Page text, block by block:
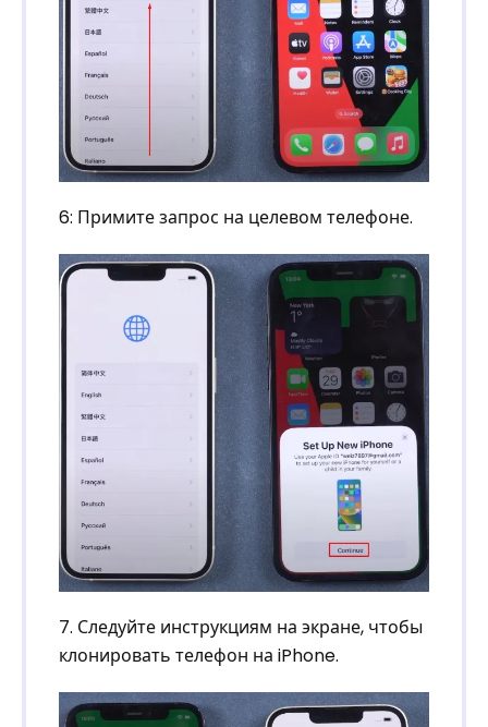
6: Примите запрос на целевом телефоне.
7. Следуйте инструкциям на экране, чтобы
клонировать телефон на iPhone.